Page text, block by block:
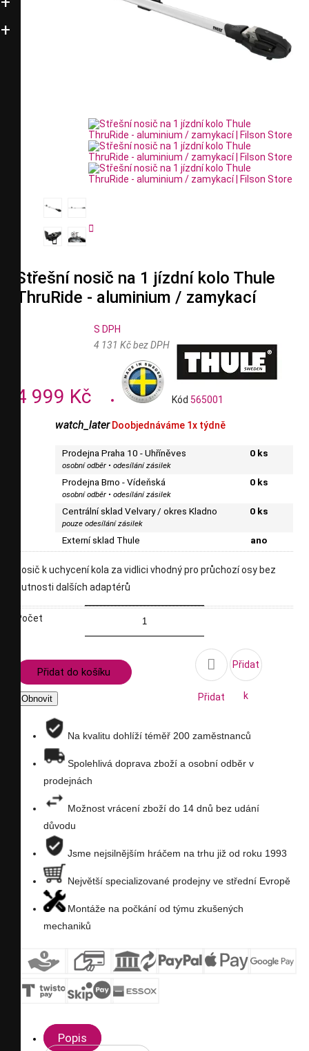


Střešní nosič na 1 jízdní kolo Thule
ThruRide - aluminium / zamykací
4 999 Kč
S DPH
4 131 Kč bez DPH
Kód 565001
watch_later Doobjednáváme 1x týdně
Prodejna Praha 10 - Uhříněves
osobní odběr • odesílání zásilek
0 ks
Prodejna Brno - Vídeňská
osobní odběr • odesílání zásilek
0 ks
Centrální sklad Velvary / okres Kladno
pouze odesílání zásilek
0 ks
Externí sklad Thule ano
nosič k uchycení kola za vidlici vhodný pro průchozí osy bez
nutnosti dalších adaptérů
Počet
Přidat do košíku 
Přidat
seznam
Přidat
k
Na kvalitu dohlíží téměř 200 zaměstnanců
Spolehlivá doprava zboží a osobní odběr v
prodejnách
Možnost vrácení zboží do 14 dnů bez udání
důvodu
Jsme nejsilnějším hráčem na trhu již od roku 1993
Největší specializované prodejny ve střední Evropě
Montáže na počkání od týmu zkušených
mechaniků
Popis